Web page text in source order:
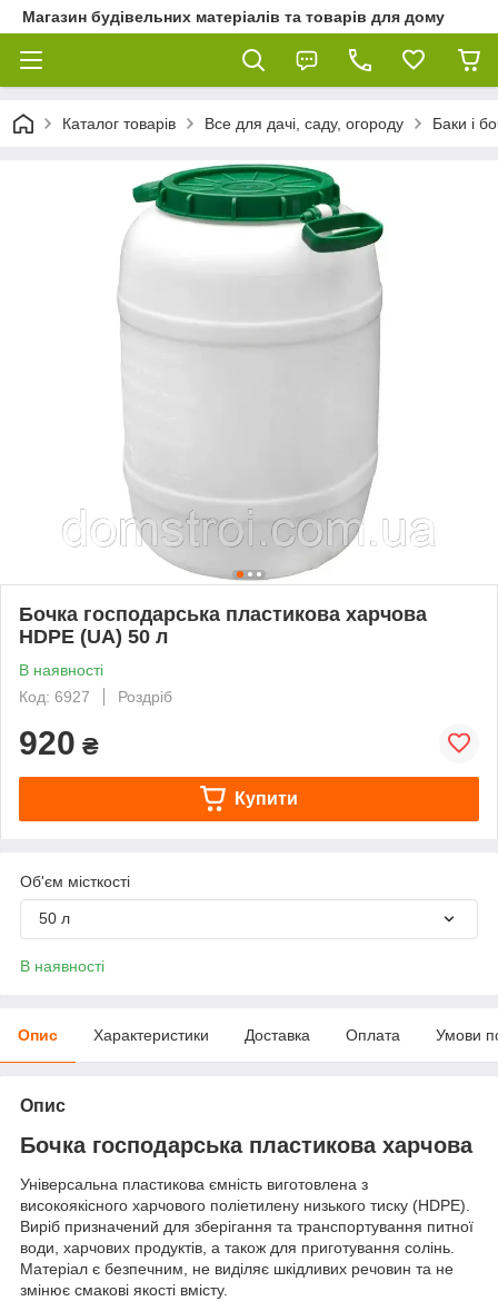
Магазин будівельних матеріалів та товарів для дому
Каталог товарів Все для дачі, саду, огороду Баки і
Бочка господарська пластикова харчова
HDPE (UA) 50 л
В наявності
Код: 6927
Роздріб
920 ₴
Купити
Об'єм місткості
50 л
В наявності
Опис Характеристики Доставка Оплата Умови
Опис
Бочка господарська пластикова харчова
Універсальна пластикова ємність виготовлена з
високоякісного харчового поліетилену низького тиску (HDPE).
Виріб призначений для зберігання та транспортування питної
води, харчових продуктів, а також для приготування солінь.
Матеріал є безпечним, не виділяє шкідливих речовин та не
змінює смакові якості вмісту.